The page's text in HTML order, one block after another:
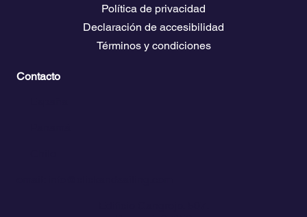
Política de privacidad
Declaración de accesibilidad
Términos y condiciones
Contacto